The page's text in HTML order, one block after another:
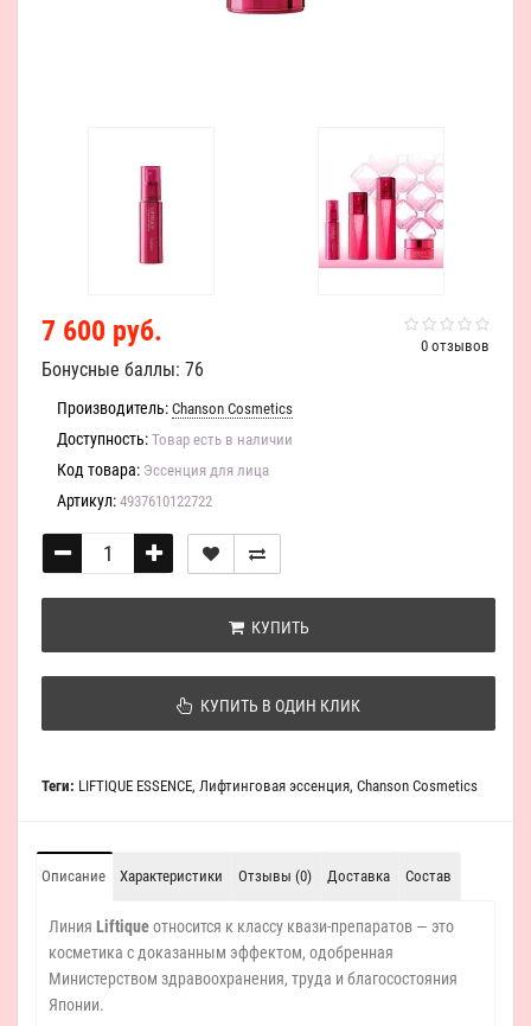
0 отзывов
7 600 руб.
Бонусные баллы: 76
Производитель: Chanson Cosmetics
Доступность: Товар есть в наличии
Код товара: Эссенция для лица
Артикул: 4937610122722
КУПИТЬ
КУПИТЬ В ОДИН КЛИК
Теги: LIFTIQUE ESSENCE, Лифтинговая эссенция, Chanson Cosmetics
Описание Характеристики Отзывы (0) Доставка Состав
Линия Liftiqueотносится к классу квази-препаратов — это
косметика с доказанным эффектом, одобренная
Министерством здравоохранения, труда и благосостояния
Японии.